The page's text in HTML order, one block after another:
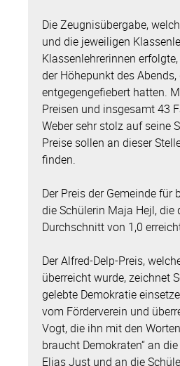
Die Zeugnisübergabe,
und die jeweiligen
Klassenlehrerinnen
der Höhepunkt des
entgegengefiebert hatten.
Preisen und insgesamt 43
Weber sehr stolz auf seine
Preise sollen an dieser
finden.
Der Preis der Gemeinde für
die Schülerin Maja Hejl, die
Durchschnitt von 1,0
Der Alfred-Delp-Preis,
überreicht wurde, zeichnet
gelebte Demokratie
vom Förderverein und
Vogt, die ihn mit den
braucht Demokraten“ an
Elias Just und an die